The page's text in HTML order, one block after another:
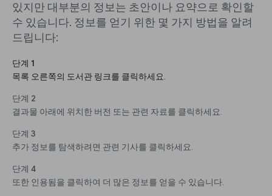
있지만 대부분의 정보는 초안이나 요약으로 확인할
수 있습니다. 정보를 얻기 위한 몇 가지 방법을 알려
드립니다:
단계 1
목록 오른쪽의 도서관 링크를 클릭하세요.
단계 2
결과물 아래에 위치한 버전 또는 관련 자료를 클릭하세요.
단계 3
추가 정보를 탐색하려면 관련 기사를 클릭하세요.
단계 4
또한 인용됨을 클릭하여 더 많은 정보를 얻을 수 있습니다.